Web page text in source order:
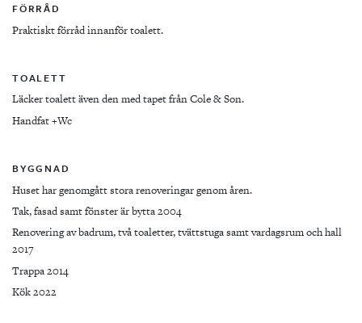
FÖRRÅD
Praktiskt förråd innanför toalett.
TOALETT
Läcker toalett även den med tapet från Cole & Son.
Handfat +Wc
BYGGNAD
Huset har genomgått stora renoveringar genom åren.
Tak, fasad samt fönster är bytta 2004
Renovering av badrum, två toaletter, tvättstuga samt vardagsrum och hall
2017
Trappa 2014
Kök 2022